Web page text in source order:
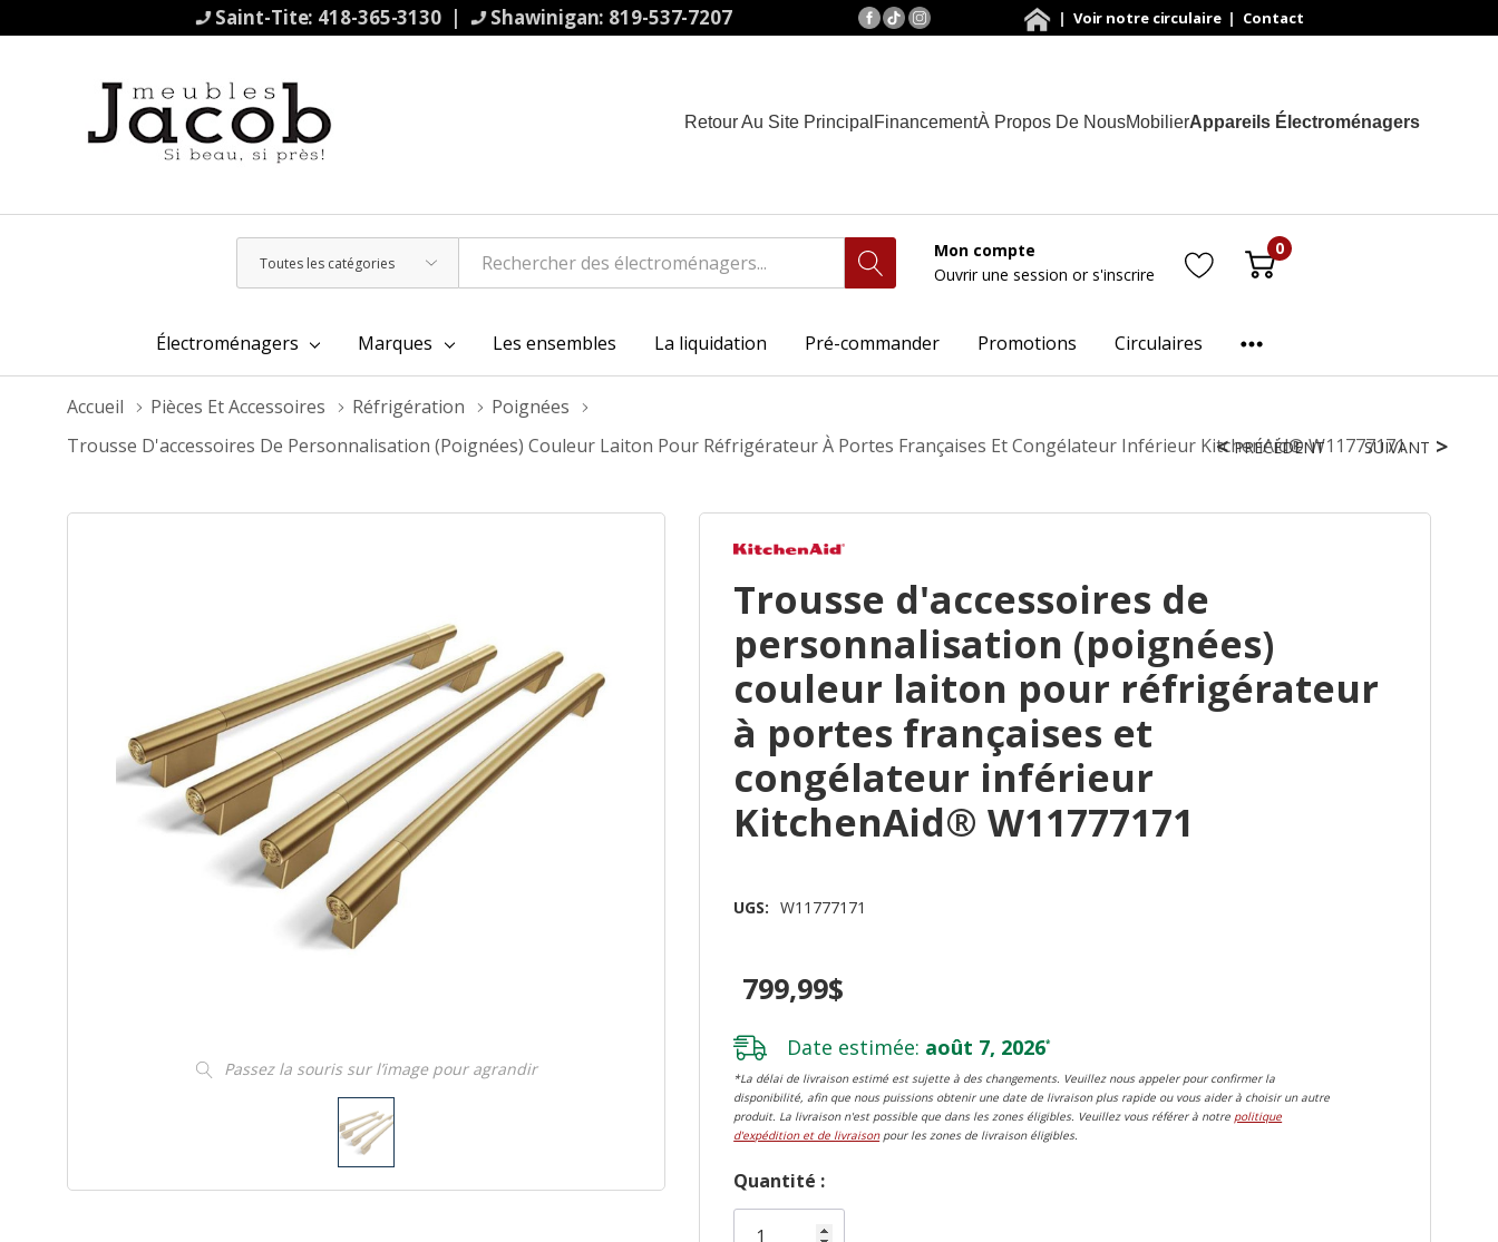
Saint-Tite: 418-365-3130 | Shawinigan: 819-537-7207 | Voir notre circulaire | Contact
Retour Au Site Principal FinancementÀ Propos De NousMobilierAppareils Électroménagers
Toutes
les
Rechercher
Mon compte
Ouvrir une session or s'inscrire
0
Électroménagers Marques Les ensembles La liquidation Pré-commander Promotions Circulaires
Accueil Pièces Et Accessoires Réfrigération
Poignées
Trousse D'accessoires De Personnalisation (poignées) Couleur Laiton Pour Réfrigérateur À Portes Françaises Et Congélateur Inférieur KitchenAid® W11777171
Passez la souris sur l’image pour agrandir
PRÉCÉDENT SUIVANT
Trousse d'accessoires de
personnalisation (poignées)
couleur laiton pour réfrigérateur
à portes françaises et
congélateur inférieur
KitchenAid® W11777171
UGS: W11777171
799,99$
Date estimée: août 7, 2026*
*La délai de livraison estimé est sujette à des changements. Veuillez nous appeler pour confirmer la
disponibilité, afin que nous puissions obtenir une date de livraison plus rapide ou vous aider à choisir un autre
produit. La livraison n'est possible que dans les zones éligibles. Veuillez vous référer à notre politique
d'expédition et de livraisonpour les zones de livraison éligibles.
Dépêchez-
vous!
Quantité :